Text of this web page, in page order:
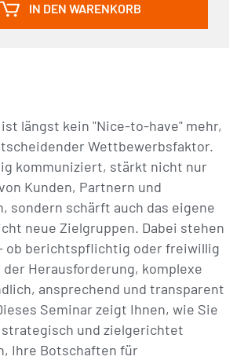
IN DEN WARENKORB
längst kein "Nice-to-have" mehr,
Wettbewerbsfaktor.
kommuniziert, stärkt nicht nur
Kunden, Partnern und
sondern schärft auch das eigene
neue Zielgruppen. Dabei stehen
ob berichtspflichtig oder freiwillig
Herausforderung, komplexe
ansprechend und transparent
Seminar zeigt Ihnen, wie Sie
und zielgerichtet
Ihre Botschaften für